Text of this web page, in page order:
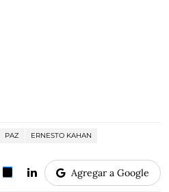
PAZ
ERNESTO KAHAN
Agregar a Google